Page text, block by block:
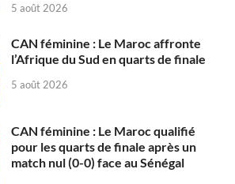
5 août 2026
CAN féminine : Le Maroc affronte
l’Afrique du Sud en quarts de finale
5 août 2026
CAN féminine : Le Maroc qualifié
pour les quarts de finale après un
match nul (0-0) face au Sénégal